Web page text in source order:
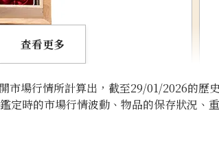
查看更多
市場行情所計算出，截至29/01/2026的歷
定時的市場行情波動、物品的保存狀況、